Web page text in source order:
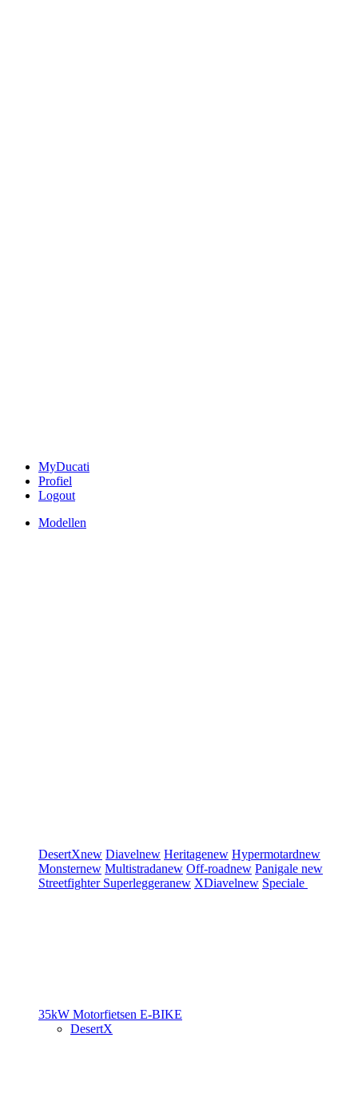
MyDucati
Profiel
Logout
Modellen
DesertXnew Diavelnew Heritagenew Hypermotardnew
Monsternew Multistradanew Off-roadnew Panigale new
Streetfighter Superleggeranew XDiavelnew Speciale
35kW Motorfietsen E-BIKE
DesertX